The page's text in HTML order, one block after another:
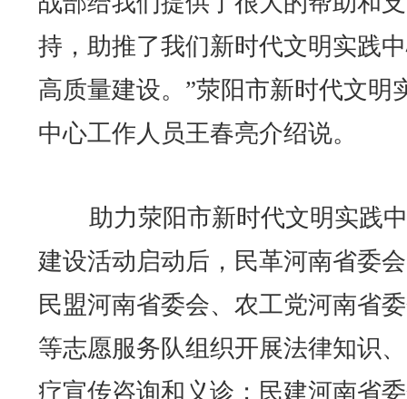
持，助推了我们新时代文明实践
高质量建设。”荥阳市新时代文明
中心工作人员王春亮介绍说。
助力荥阳市新时代文明实践
建设活动启动后，民革河南省委
民盟河南省委会、农工党河南省
等志愿服务队组织开展法律知识
疗宣传咨询和义诊；民建河南省